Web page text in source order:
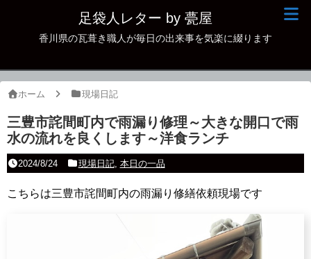
足袋人レター by 甍屋
香川県の瓦葺き職人が毎日の出来事を気楽に綴ります
ホーム 現場日記
三豊市詫間町内で雨漏り修理～大きな開口で雨
水の流れを良くします～洋食ランチ
2024/8/24 現場日記, 本日の一品
こちらは三豊市詫間町内の雨漏り修繕依頼現場です
現場日記
古瓦
足袋人の仲間
本日の一品